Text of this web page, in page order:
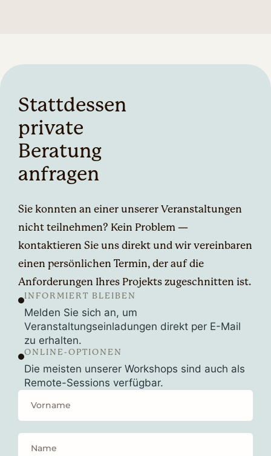
Stattdessen
private
Beratung
anfragen
Sie konnten an einer unserer Veranstaltungen
nicht teilnehmen? Kein Problem —
kontaktieren Sie uns direkt und wir vereinbaren
einen persönlichen Termin, der auf die
Anforderungen Ihres Projekts zugeschnitten ist.
INFORMIERT BLEIBEN
Melden Sie sich an, um
Veranstaltungseinladungen direkt per E-Mail
zu erhalten.
ONLINE-OPTIONEN
Die meisten unserer Workshops sind auch als
Remote-Sessions verfügbar.